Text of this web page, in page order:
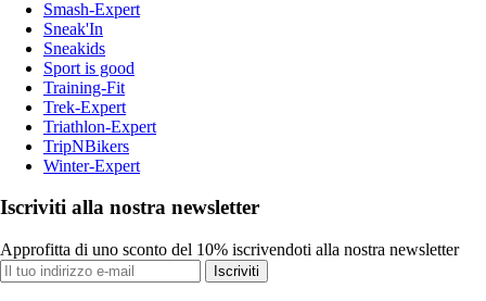
Smash-Expert
Sneak'In
Sneakids
Sport is good
Training-Fit
Trek-Expert
Triathlon-Expert
TripNBikers
Winter-Expert
Iscriviti alla nostra newsletter
Approfitta di uno sconto del 10% iscrivendoti alla nostra newsletter
Iscriviti